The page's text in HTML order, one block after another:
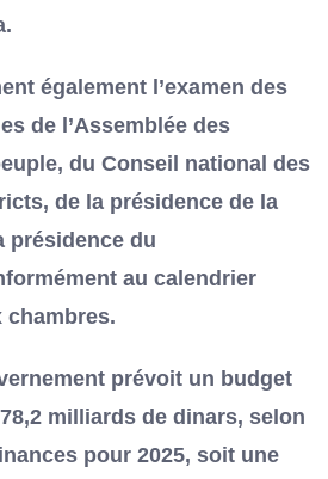
également l’examen des
de l’Assemblée des
du Conseil national des
de la présidence de la
présidence du
au calendrier
chambres.
prévoit un budget
milliards de dinars, selon
pour 2025, soit une